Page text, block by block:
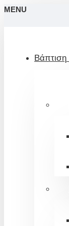
MENU
Βάπτιση